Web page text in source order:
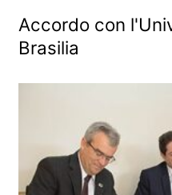
Accordo con
Brasilia